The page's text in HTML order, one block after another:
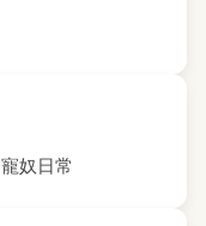
寵奴日常